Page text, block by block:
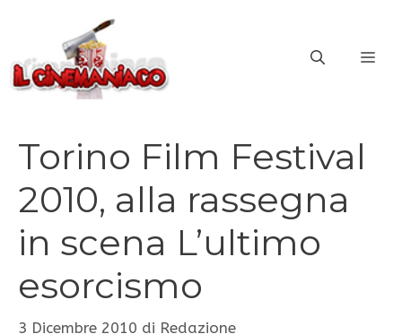
contenuto
Torino Film Festival
2010, alla rassegna
in scena L’ultimo
esorcismo
3 Dicembre 2010 di Redazione